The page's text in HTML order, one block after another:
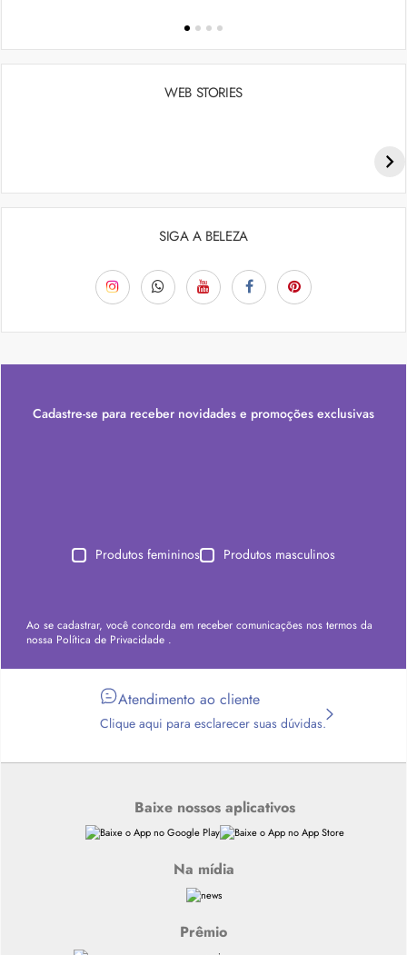
WEB STORIES
SIGA A BELEZA
Cadastre-se para receber novidades e promoções exclusivas
Produtos femininos Produtos masculinos
Ao se cadastrar, você concorda em receber comunicações nos termos da
nossa Política de Privacidade .
Atendimento ao cliente
Clique aqui para esclarecer suas dúvidas.
Baixe nossos aplicativos
Na mídia
Prêmio